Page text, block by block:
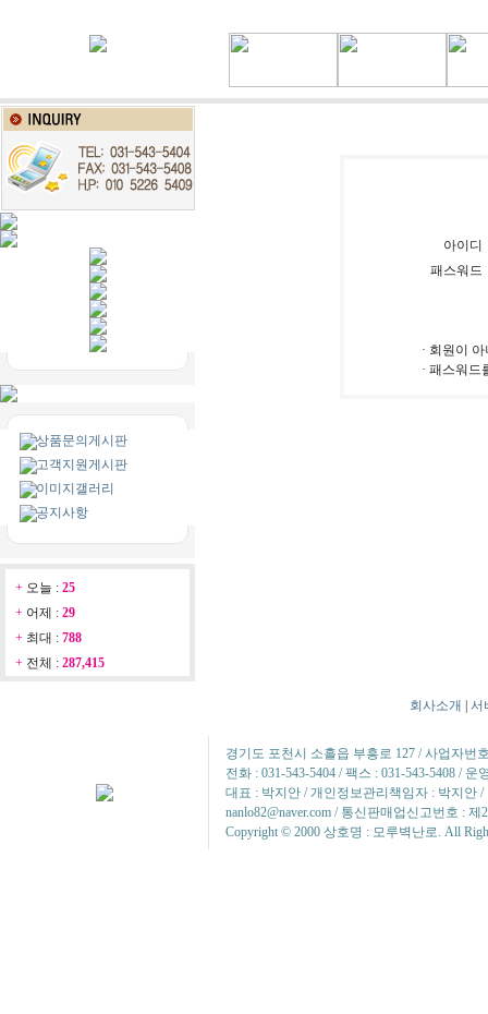
상품문의게시판
고객지원게시판
이미지갤러리
공지사항
+ 오늘 : 25
+ 어제 : 29
+ 최대 : 788
+ 전체 : 287,415
아이디
패스워드
· 회원이
· 패스워
회사소개 서
경기도 포천시 소흘읍 부흥로 127 / 사업자번
전화 : 031-543-5404 / 팩스 : 031-543-5408 / 운
대표 : 박지안 / 개인정보관리책임자 : 박지안 /
nanlo82@naver.com / 통신판매업신고번호 : 제
Copyright © 2000 상호명 : 모루벽난로. All